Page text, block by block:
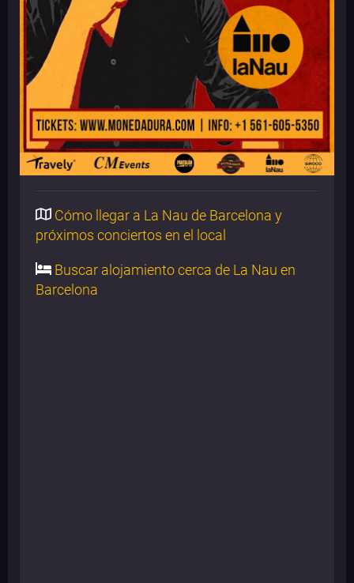
Cómo llegar a La Nau de Barcelona y
próximos conciertos en el local
Buscar alojamiento cerca de La Nau en
Barcelona